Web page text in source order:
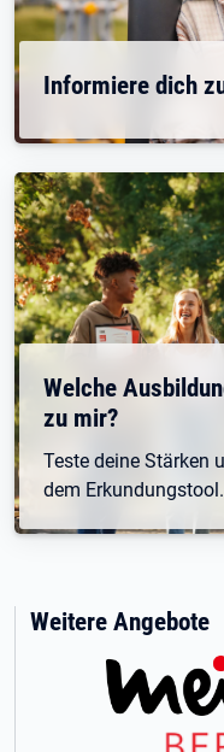
Informiere dich
Welche
zu mir?
Teste deine Stärken
dem Erkundungstool.
Weitere Angebote